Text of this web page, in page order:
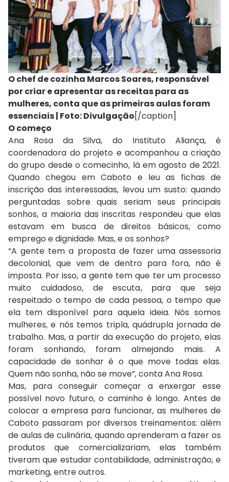
O chef de cozinha Marcos Soares, responsável
por criar e apresentar as receitas para as
mulheres, conta que as primeiras aulas foram
essenciais | Foto: Divulgação[/caption]
O começo
Ana Rosa da Silva, do Instituto Aliança, é
coordenadora do projeto e acompanhou a criação
do grupo desde o comecinho, lá em agosto de 2021.
Quando chegou em Caboto e leu as fichas de
inscrição das interessadas, levou um susto: quando
perguntadas sobre quais seriam seus principais
sonhos, a maioria das inscritas respondeu que elas
estavam em busca de direitos básicos, como
emprego e dignidade. Mas, e os sonhos?
“A gente tem a proposta de fazer uma assessoria
decolonial, que vem de dentro para fora, não é
imposta. Por isso, a gente tem que ter um processo
muito cuidadoso, de escuta, para que seja
respeitado o tempo de cada pessoa, o tempo que
ela tem disponível para aquela ideia. Nós somos
mulheres, e nós temos tripla, quádrupla jornada de
trabalho. Mas, a partir da execução do projeto, elas
foram sonhando, foram almejando mais. A
capacidade de sonhar é o que move todas elas.
Quem não sonha, não se move”, conta Ana Rosa.
Mas, para conseguir começar a enxergar esse
possível novo futuro, o caminho é longo. Antes de
colocar a empresa para funcionar, as mulheres de
Caboto passaram por diversos treinamentos: além
de aulas de culinária, quando aprenderam a fazer os
produtos que comercializariam, elas também
tiveram que estudar contabilidade, administração, e
marketing, entre outros.